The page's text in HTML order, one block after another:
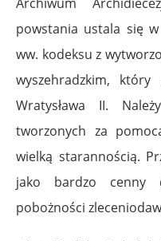
powstania ustala się
ww. kodeksu z
wyszehradzkim,
Wratysława II.
tworzonych za
wielką starannością.
jako bardzo cenny
pobożności